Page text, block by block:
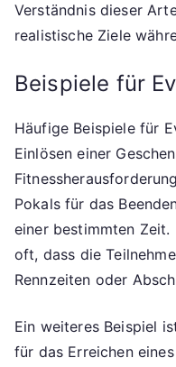
Verständnis dieser
realistische Ziele
Beispiele für
Häufige Beispiele für
Einlösen einer
Pokals für das
einer bestimmten
oft, dass die
Rennzeiten oder
Ein weiteres Beispiel
für das Erreichen